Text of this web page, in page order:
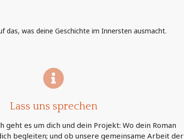
das, was deine Geschichte im Innersten ausmacht.
Lass uns sprechen
geht es um dich und dein Projekt: Wo dein Roman
begleiten; und ob unsere gemeinsame Arbeit der